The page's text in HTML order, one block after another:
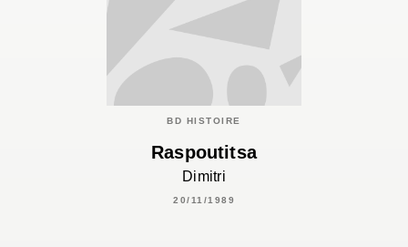
BD HISTOIRE
Raspoutitsa
Dimitri
20/11/1989